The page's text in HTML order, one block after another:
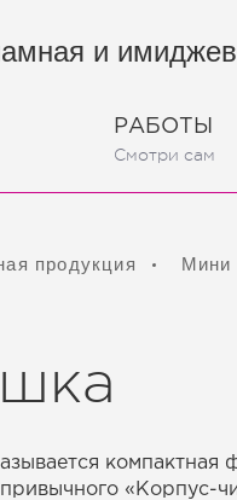
и
РАБОТЫ
Смотри сам
продукция Мини
компактная
привычного «Корпус-